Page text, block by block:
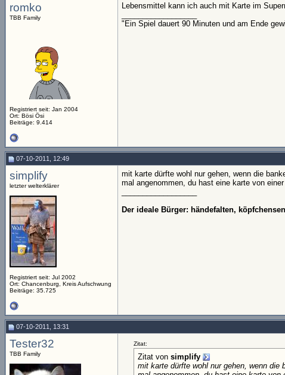
romko
TBB Family
Registriert seit: Jan 2004
Ort: Bösi Ösi
Beiträge: 9.414
Lebensmittel kann ich auch mit Karte im
"Ein Spiel dauert 90 Minuten und am Ende
07-10-2011, 12:49
simplify
letzter welterklärer
Registriert seit: Jul 2002
Ort: Chancenburg, Kreis Aufschwung
Beiträge: 35.725
mit karte dürfte wohl nur gehen, wenn die
mal angenommen, du hast eine karte von
Der ideale Bürger: händefalten,
07-10-2011, 13:31
Tester32
TBB Family
Zitat:
Zitat von simplify
mit karte dürfte wohl nur gehen, wenn die